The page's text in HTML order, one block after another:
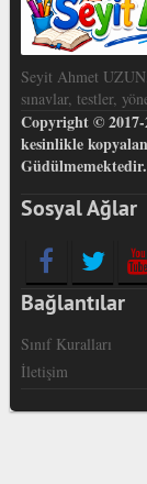
Seyit Ahmet
sınavlar, testler,
Copyright © 2017-
kesinlikle
Sosyal Ağlar
Bağlantılar
Sınıf Kuralları
İletişim